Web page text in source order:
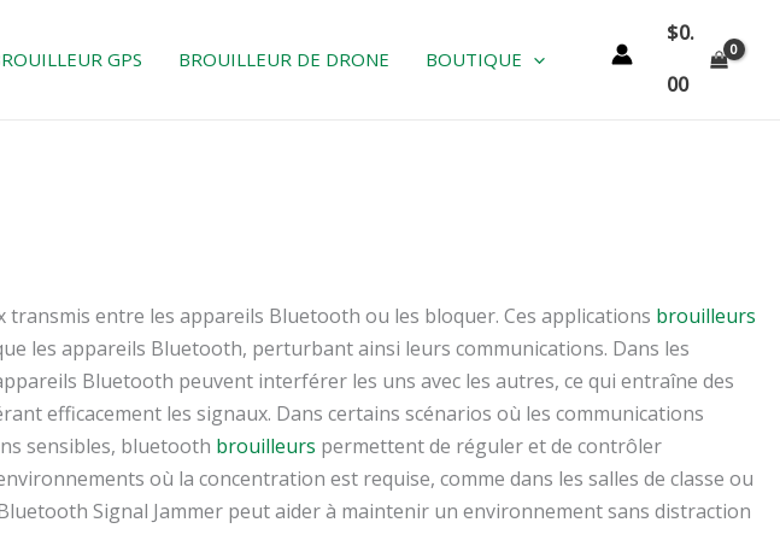
GPS BROUILLEUR DE DRONE BOUTIQUE
$0.
00
entre les appareils Bluetooth ou les bloquer. Ces applications brouilleurs
les appareils Bluetooth, perturbant ainsi leurs communications. Dans les
Bluetooth peuvent interférer les uns avec les autres, ce qui entraîne des
efficacement les signaux. Dans certains scénarios où les communications
sensibles, bluetooth brouilleurs permettent de réguler et de contrôler
où la concentration est requise, comme dans les salles de classe ou
Signal Jammer peut aider à maintenir un environnement sans distraction